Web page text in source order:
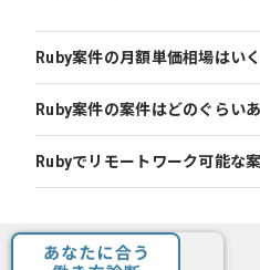
Ruby案件の月額単価相場はい
Ruby案件の案件はどのぐらい
Rubyでリモートワーク可能な